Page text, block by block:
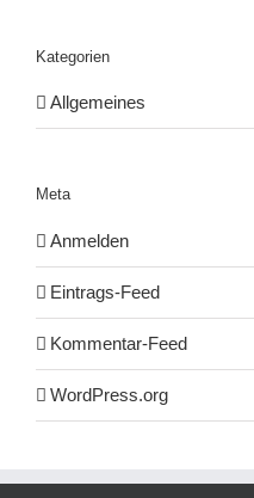
Kategorien
Allgemeines
Meta
Anmelden
Eintrags-Feed
Kommentar-Feed
WordPress.org